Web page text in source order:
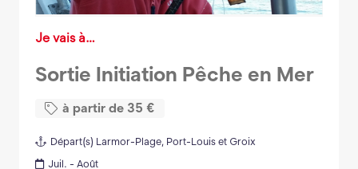
Je vais à…
Sortie Initiation Pêche en Mer
à partir de 35 €
Départ(s) Larmor-Plage, Port-Louis et Groix
Juil. - Août